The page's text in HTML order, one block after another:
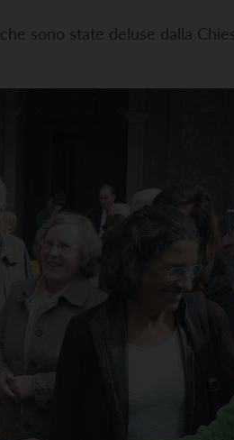
sono state deluse dalla